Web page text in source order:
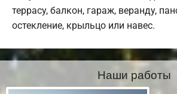
террасу, балкон, гараж, веранду,
остекление, крыльцо или навес.
Наши работы